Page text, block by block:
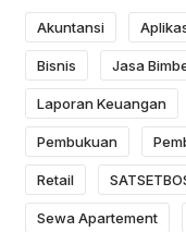
Akuntansi
Bisnis Jasa
Laporan Keuangan
Pembukuan
Retail
Sewa Apartement